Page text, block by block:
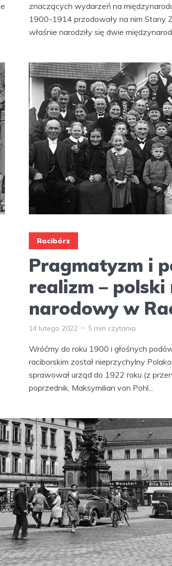
znaczących wydarzeń na
1900-1914 przodowały na nim Stany
właśnie narodziły się dwie
Racibórz
Pragmatyzm i
realizm – polski
narodowy w
14 lutego 2022 5 min czytania
Wróćmy do roku 1900 i głośnych
raciborskim został nieprzychylny
sprawował urząd do 1922 roku (z
poprzednik, Maksymilian von Pohl...